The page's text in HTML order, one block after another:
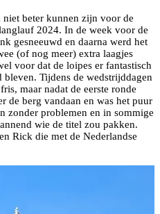
beter kunnen zijn voor de
2024. In de week voor de
gesneeuwd en daarna werd het
(of nog meer) extra laagjes
voor dat de loipes er fantastisch
Tijdens de wedstrijddagen
maar nadat de eerste ronde
de berg vandaan en was het puur
zonder problemen en in sommige
wie de titel zou pakken.
Rick die met de Nederlandse